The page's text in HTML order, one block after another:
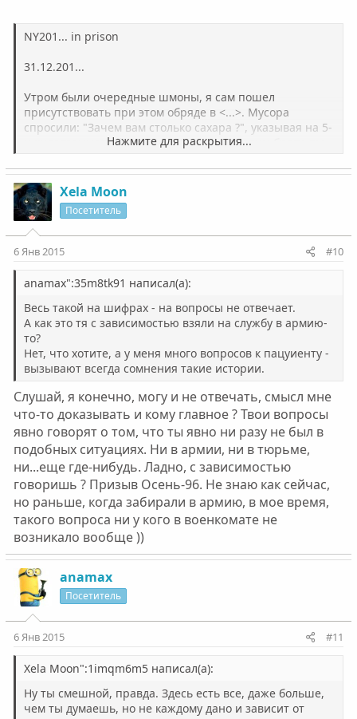
NY201... in prison
31.12.201...
Утром были очередные шмоны, я сам пошел
присутствовать при этом обряде в <...>. Мусора
спросили: "Зачем вам столько сахара ?", указывая на 5-
и килограммовый мешок. "Мы же не ставим брагу, вы
завернутый вес гашиша. "Да мы то знаем, что ты не
пьешь..." - ответили менты. "А зачем вам столько
табака ?" - спросили снова озадаченные пятнистые
мусора, показывая на полиэтиленовый мешочек с
табаком. "Ну а че курить будем, когда сигареты
закончатся ? На черный день типа" - парирую я. "Ну
разводит руками Р., обводя взглядом забитый
продуктами холодильник и 8 блоков Marlboro, лежащих
в тумбочке.
Мусора даже не залезали в наши с Т. шкафчики,
наверное, неудобно было при мне, посидели и... И
доебались до сломанной ложки, говорят - "Это
испорченное имущество !". "Так то не наше, это Ш., он
ложки и съехал на отряд" - отвечаю. "За порчу
имущества тогда спишем со Ш. 17 рублей стоимости
ложки !" - грозно сказала Р. "Да мне поxуй" - отрешенно
усмехнувшись ответил я. Мои мысли были совсем
далеко отсюда. Думал я не о Ш. в карцере с его ложкой,
не о шмоне, мусорах и гашише в кармане, который
могли найти в любой момент, а о том, что все бывает
когда-то в первый раз и это мой первый Новый Год в
тюрьме и его стоит запечатлеть в памяти, когда еще
такое будет и будет ли ? Затем мои мысли незаметно
переключились на раскрытие глубокого смысла
мозгового выброса некоей гражданки Натали, поющей
в телевизоре по музыкальному каналу.
"Шах...Шах...Падишах...Шах...Шах..." - серебряными
молоточками стучал мне в голове слащавый голосок
пожалуй, больше курить не стоит" - промелькнула
тоже явно было не до нас в этот предновогодний день.
Далее нас с Т. заебали работой, но меня это особо не
парило, время пролетело до вечера незаметно. А
Нажмите для раскрытия...
Xela Moon
Посетитель
6 Янв 2015 #10
anamax":35m8tk91 написал(а):
Весь такой на шифрах - на вопросы не отвечает.
А как это тя с зависимостью взяли на службу в армию-
то?
Нет, что хотите, а у меня много вопросов к пацуиенту -
вызывают всегда сомнения такие истории.
Слушай, я конечно, могу и не отвечать, смысл мне
что-то доказывать и кому главное ? Твои вопросы
явно говорят о том, что ты явно ни разу не был в
подобных ситуациях. Ни в армии, ни в тюрьме,
ни...еще где-нибудь. Ладно, с зависимостью
говоришь ? Призыв Осень-96. Не знаю как сейчас,
но раньше, когда забирали в армию, в мое время,
такого вопроса ни у кого в военкомате не
возникало вообще ))
anamax
Посетитель
6 Янв 2015 #11
Xela Moon":1imqm6m5 написал(а):
Ну ты смешной, правда. Здесь есть все, даже больше,
чем ты думаешь, но не каждому дано и зависит от